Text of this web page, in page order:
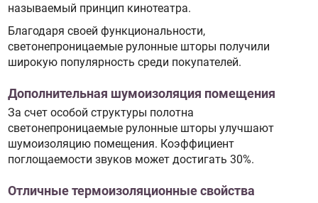
называемый принцип кинотеатра.
Благодаря своей функциональности,
светонепроницаемые рулонные шторы получили
широкую популярность среди покупателей.
Дополнительная шумоизоляция помещения
За счет особой структуры полотна
светонепроницаемые рулонные шторы улучшают
шумоизоляцию помещения. Коэффициент
поглощаемости звуков может достигать 30%.
Отличные термоизоляционные свойства